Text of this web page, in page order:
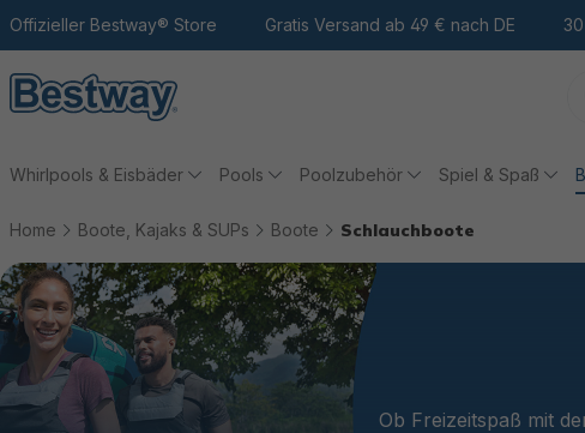
Hauptinhalt
Zur Suche
Zur Hauptnavigation
Offizieller Bestway® Store Gratis Versand ab 49 € nach DE
Whirlpools & Eisbäder Pools Poolzubehör Spiel & Spaß
Home Boote, Kajaks & SUPs Boote Schlauchboote
Ob Freizeitspaß mit